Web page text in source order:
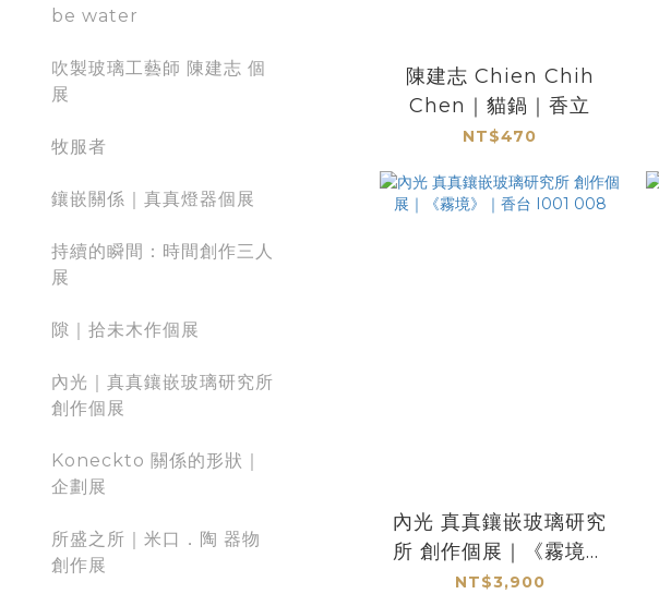
be water
吹製玻璃工藝師 陳建志 個
展
牧服者
鑲嵌關係｜真真燈器個展
持續的瞬間：時間創作三人
展
隙｜拾未木作個展
內光｜真真鑲嵌玻璃研究所
創作個展
Koneckto 關係的形狀｜
企劃展
所盛之所｜米口．陶 器物
創作展
陳建志 Chien Chih
Chen｜貓鍋｜香立
NT$470
內光 真真鑲嵌玻璃研究
所 創作個展｜《霧境》
｜香台 I001 008
NT$3,900